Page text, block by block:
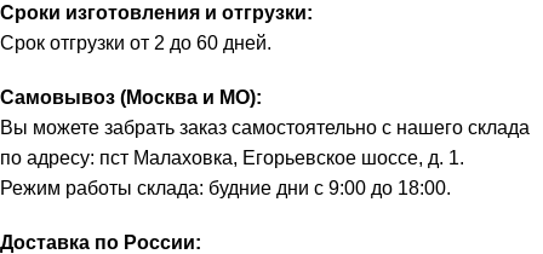
Сроки изготовления и отгрузки:
Срок отгрузки от 2 до 60 дней.
Самовывоз (Москва и МО):
Вы можете забрать заказ самостоятельно с нашего склада
по адресу: пст Малаховка, Егорьевское шоссе, д. 1.
Режим работы склада: будние дни с 9:00 до 18:00.
Доставка по России: